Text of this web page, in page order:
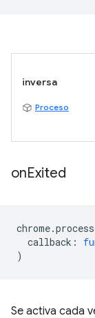
inversa
Proceso
onExited
chrome.
callback :
)
Se activa cada